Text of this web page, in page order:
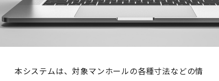
本システムは、対象マンホールの各種寸法などの情